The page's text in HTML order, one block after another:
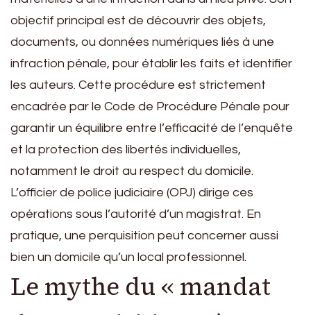
objectif principal est de découvrir des objets,
documents, ou données numériques liés à une
infraction pénale, pour établir les faits et identifier
les auteurs. Cette procédure est strictement
encadrée par le Code de Procédure Pénale pour
garantir un équilibre entre l’efficacité de l’enquête
et la protection des libertés individuelles,
notamment le droit au respect du domicile.
L’officier de police judiciaire (OPJ) dirige ces
opérations sous l’autorité d’un magistrat. En
pratique, une perquisition peut concerner aussi
bien un domicile qu’un local professionnel.
Le mythe du « mandat